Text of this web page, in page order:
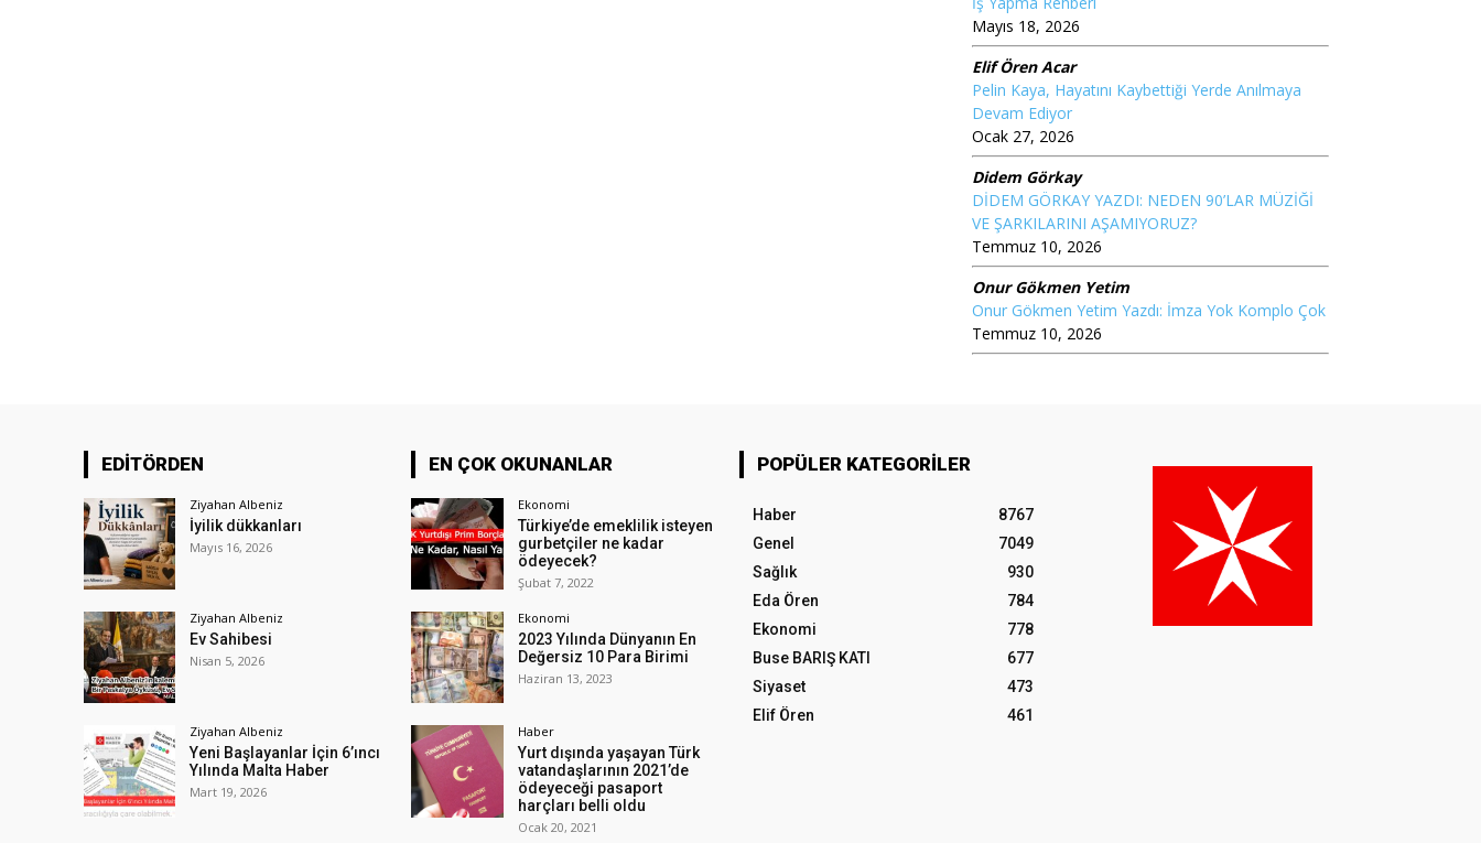
Mayıs 18, 2026
Elif Ören Acar
Pelin Kaya, Hayatını Kaybettiği Yerde Anılmaya
Devam Ediyor
Ocak 27, 2026
Didem Görkay
DİDEM GÖRKAY YAZDI: NEDEN 90’LAR MÜZİĞİ
VE ŞARKILARINI AŞAMIYORUZ?
Temmuz 10, 2026
Onur Gökmen Yetim
Onur Gökmen Yetim Yazdı: İmza Yok Komplo Çok
Temmuz 10, 2026
EDİTÖRDEN
Ziyahan Albeniz
İyilik dükkanları
Mayıs 16, 2026
Ziyahan Albeniz
Ev Sahibesi
Nisan 5, 2026
Ziyahan Albeniz
Yeni Başlayanlar İçin 6’ıncı
Yılında Malta Haber
Mart 19, 2026
EN ÇOK OKUNANLAR
Ekonomi
Türkiye’de emeklilik isteyen
gurbetçiler ne kadar
ödeyecek?
Şubat 7, 2022
Ekonomi
2023 Yılında Dünyanın En
Değersiz 10 Para Birimi
Haziran 13, 2023
Haber
Yurt dışında yaşayan Türk
vatandaşlarının 2021’de
ödeyeceği pasaport
harçları belli oldu
Ocak 20, 2021
POPÜLER KATEGORILER
Haber
8767
Genel
7049
Sağlık
930
Eda Ören
784
Ekonomi
778
Buse BARIŞ KATI
677
Siyaset
473
Elif Ören
461